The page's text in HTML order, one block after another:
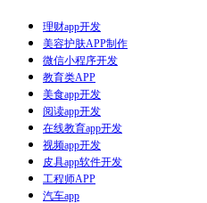
理财app开发
美容护肤APP制作
微信小程序开发
教育类APP
美食app开发
阅读app开发
在线教育app开发
视频app开发
皮具app软件开发
工程师APP
汽车app